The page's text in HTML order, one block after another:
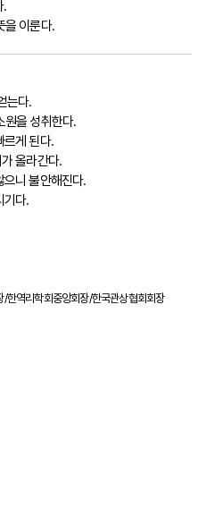
.
을 이룬다.
는다.
을 성취한다.
르게 된다.
올라간다.
니 불안해진다.
기다.
/한역리학회중앙회장/한국관상협회회장